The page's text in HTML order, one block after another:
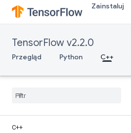
Zainstaluj
TensorFlow v2.2.0
Przegląd Python C++
C++